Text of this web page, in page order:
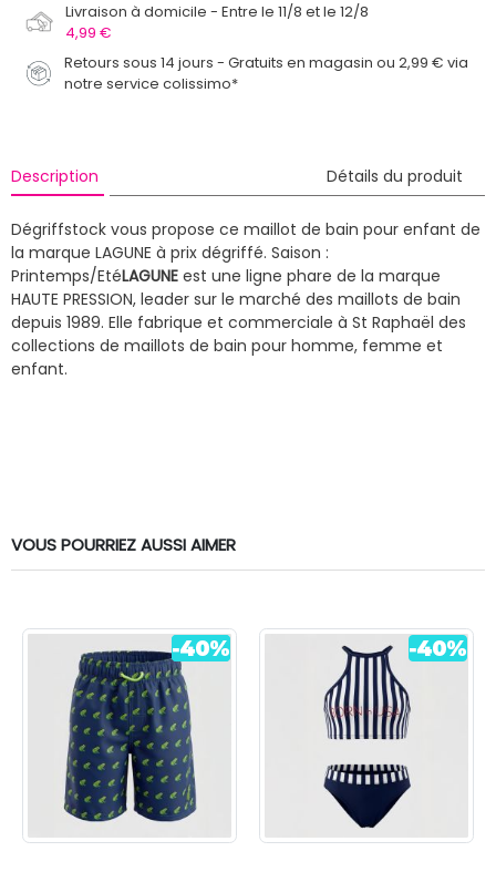
Livraison à domicile
Entre le 11/8 et le 12/8
4,99 €
Retours sous 14 jours - Gratuits en magasin ou 2,99 € via
notre service colissimo*
Description Détails du produit
Dégriffstock vous propose ce maillot de bain pour enfant de
la marque LAGUNE à prix dégriffé. Saison :
Printemps/EtéLAGUNE est une ligne phare de la marque
HAUTE PRESSION, leader sur le marché des maillots de bain
depuis 1989. Elle fabrique et commerciale à St Raphaël des
collections de maillots de bain pour homme, femme et
enfant.
VOUS POURRIEZ AUSSI AIMER